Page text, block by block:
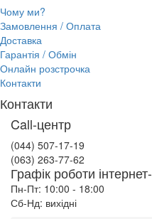
Чому ми?
Замовлення / Оплата
Доставка
Гарантія / Обмін
Онлайн розстрочка
Контакти
Контакти
Call-центр
(044) 507-17-19
(063) 263-77-62
Графік роботи
Пн-Пт: 10:00 - 18:00
Сб-Нд: вихідні